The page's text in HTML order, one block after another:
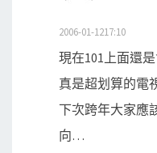
2006-01-1217:10
現在101上面還
真是超划算的電
下次跨年大家應
向…